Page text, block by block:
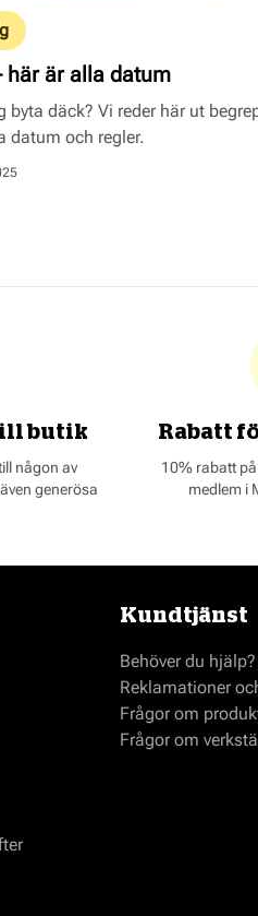
här är alla datum
byta däck? Vi reder här ut
datum och regler.
butik
någon av
generösa
Rabatt
10% rabatt
medlem i
Kundtjänst
Behöver du hjälp?
Reklamationer
Frågor om
Frågor om